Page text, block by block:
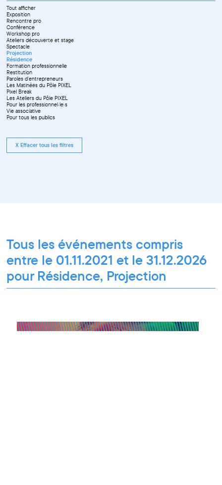
Tout afficher
Exposition
Rencontre pro
Conférence
Workshop pro
Ateliers découverte et stage
Spectacle
Projection
Résidence
Formation professionnelle
Restitution
Paroles d'entrepreneurs
Les Matinées du Pôle PIXEL
Pixel Break
Les Ateliers du Pôle PIXEL
Pour les professionnel·le·s
Vie associative
Pour tous les publics
X Effacer tous les filtres
Tous les événements compris
entre le 01.11.2021 et le 31.12.2026
pour Résidence, Projection